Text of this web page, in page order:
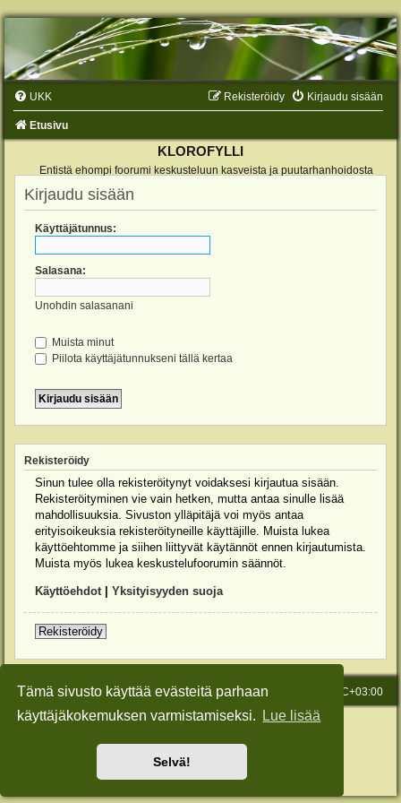
Tämä sivusto käyttää evästeitä parhaan
käyttäjäkokemuksen varmistamiseksi.
Lue lisää
Selvä!
UKK Kirjaudu sisään
Rekisteröidy
Etusivu
KLOROFYLLI
Entistä ehompi foorumi keskusteluun kasveista ja puutarhanhoidosta
Kirjaudu sisään
Käyttäjätunnus:
Salasana:
Unohdin salasanani
Muista minut
Piilota käyttäjätunnukseni tällä kertaa
Rekisteröidy
Sinun tulee olla rekisteröitynyt voidaksesi kirjautua sisään.
Rekisteröityminen vie vain hetken, mutta antaa sinulle lisää
mahdollisuuksia. Sivuston ylläpitäjä voi myös antaa
erityisoikeuksia rekisteröityneille käyttäjille. Muista lukea
käyttöehtomme ja siihen liittyvät käytännöt ennen kirjautumista.
Muista myös lukea keskustelufoorumin säännöt.
Käyttöehdot| Yksityisyyden suoja
Rekisteröidy
Etusivu Kaikki ajat ovat UTC+03:00
Viesti Ylläpidolle
Keskustelufoorumin ohjelmistophpBB® Forum Software © phpBB Limited